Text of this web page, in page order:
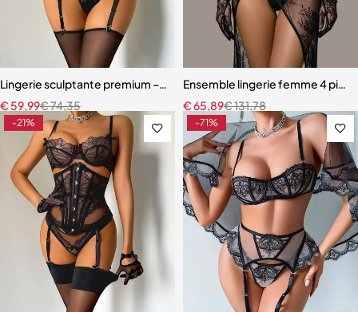
Lingerie sculptante premium – Ensemble cinq pièces en maille ultra-
€74,35
€ 59,99
Ensemble lingerie femme 4
€131,78
€65,89
-21% -71%